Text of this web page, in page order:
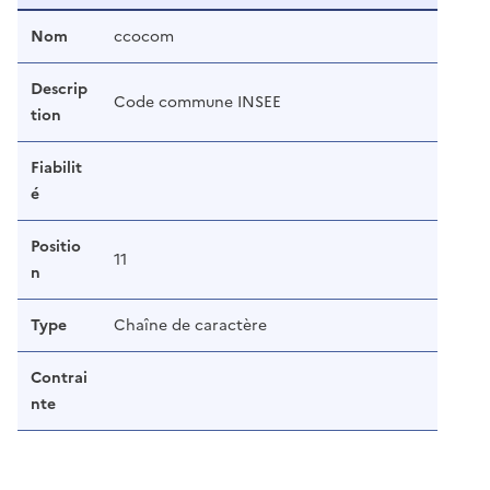
Nom ccocom
Descrip
tion
Code commune INSEE
Fiabilit
é
Positio
n
11
Type Chaîne de caractère
Contrai
nte